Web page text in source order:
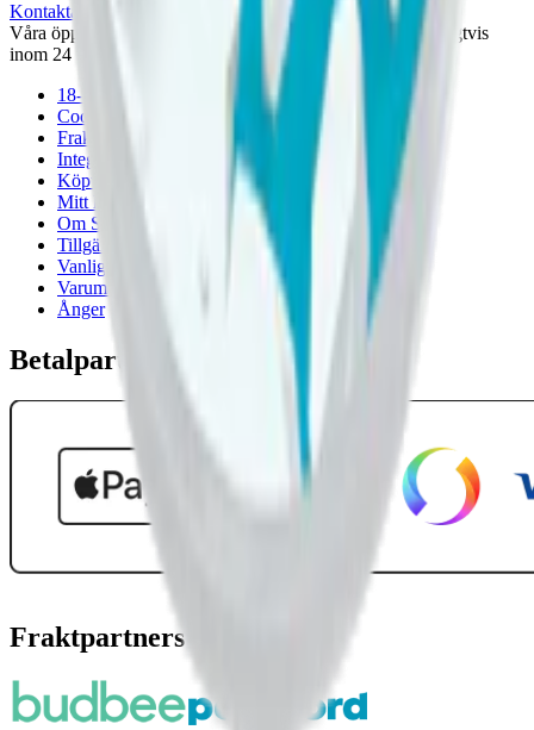
Kontakta oss
Våra öppettider är: Alla dagar 08:00 - 18:00 Vi svarar vanligtvis
inom 24 timmar på vardagar.
18-årsgräns
Cookiepolicy
Frakt- och leveransvillkor
Integritetspolicy
Köpvillkor
Mitt konto
Om Snuset.se
Tillgänglighetsredogörelse
Vanliga frågor
Varumärken
Ånger
Betalpartner
Fraktpartners